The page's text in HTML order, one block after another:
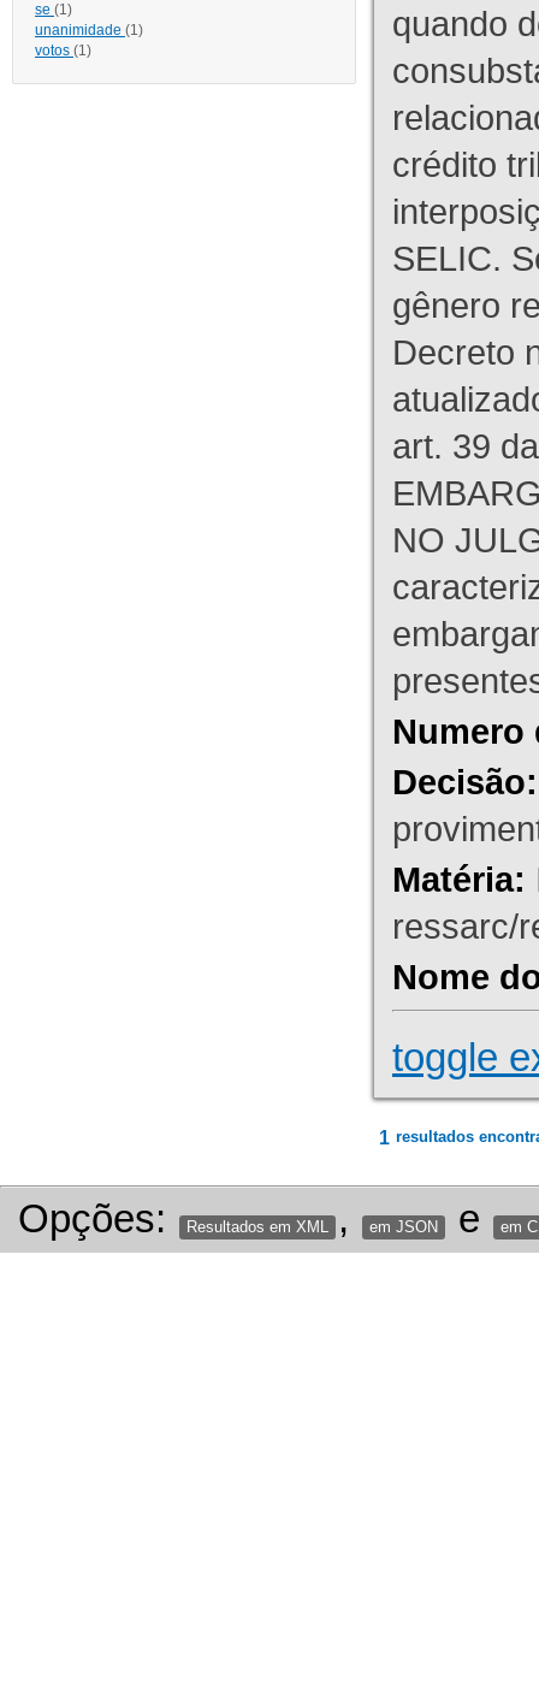
se (1)
unanimidade (1)
votos (1)
quando
crédito
SELIC.
gênero
Decreto
art. 39
NO
Numero
Decisão:
Matéria:
ressarc/
Nome
toggle
1 resultados
Opções: Resultados em XML , em JSON e em